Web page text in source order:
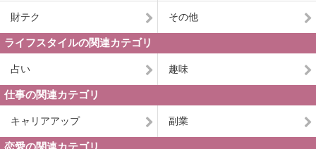
財テク その他
ライフスタイルの関連カテゴリ
占い 趣味
仕事の関連カテゴリ
キャリアアップ 副業